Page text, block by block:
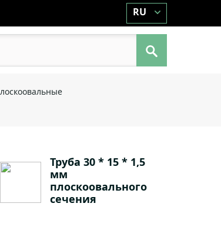
RU
Труба 30 * 15 * 1,5
мм
плоскоовального
сечения